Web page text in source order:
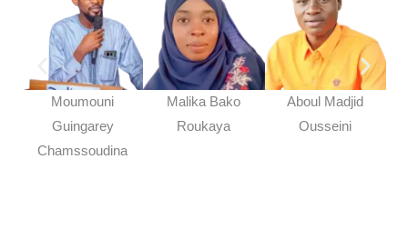
Moumouni
Guingarey
Chamssoudina
Malika Bako
Roukaya
Aboul Madjid
Ousseini